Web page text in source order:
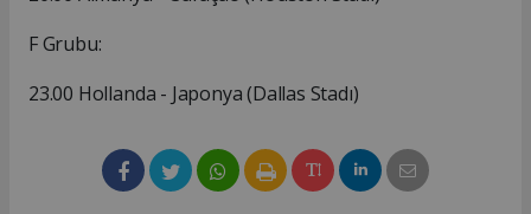
F Grubu:
23.00 Hollanda - Japonya (Dallas Stadı)